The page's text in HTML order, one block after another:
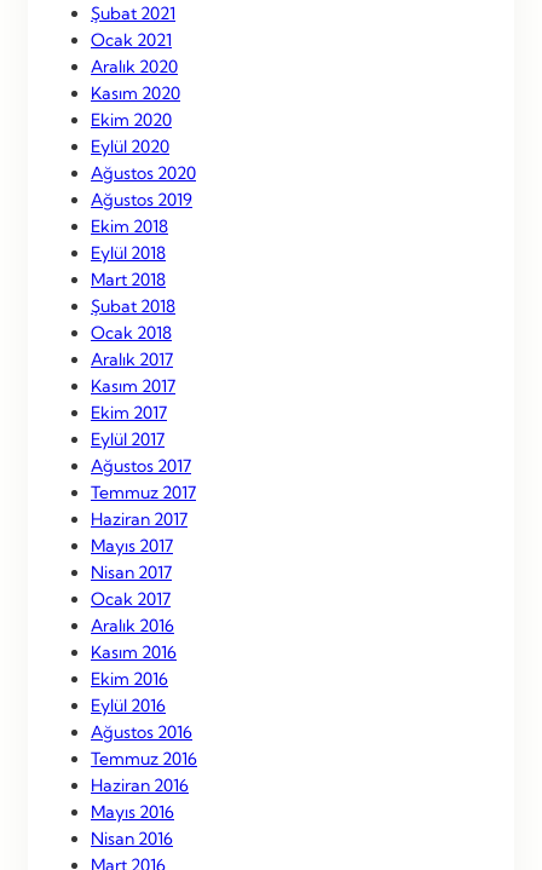
Şubat 2021
Ocak 2021
Aralık 2020
Kasım 2020
Ekim 2020
Eylül 2020
Ağustos 2020
Ağustos 2019
Ekim 2018
Eylül 2018
Mart 2018
Şubat 2018
Ocak 2018
Aralık 2017
Kasım 2017
Ekim 2017
Eylül 2017
Ağustos 2017
Temmuz 2017
Haziran 2017
Mayıs 2017
Nisan 2017
Ocak 2017
Aralık 2016
Kasım 2016
Ekim 2016
Eylül 2016
Ağustos 2016
Temmuz 2016
Haziran 2016
Mayıs 2016
Nisan 2016
Mart 2016